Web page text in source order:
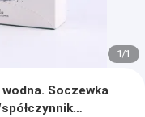
1/1
Soczewka